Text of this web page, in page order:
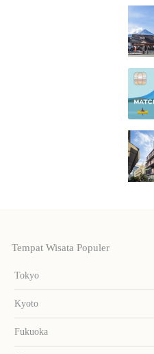
Tempat Wisata Populer
Tokyo
Kyoto
Fukuoka